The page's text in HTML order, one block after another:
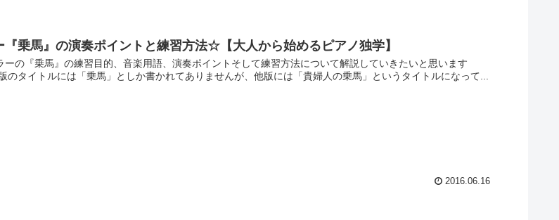
『乗馬』の演奏ポイントと練習方法☆【大人から始めるピアノ独学】
ーの『乗馬』の練習目的、音楽用語、演奏ポイントそして練習方法について解説していきたいと思います
タイトルには「乗馬」としか書かれてありませんが、他版には「貴婦人の乗馬」というタイトルになって...
2016.06.16